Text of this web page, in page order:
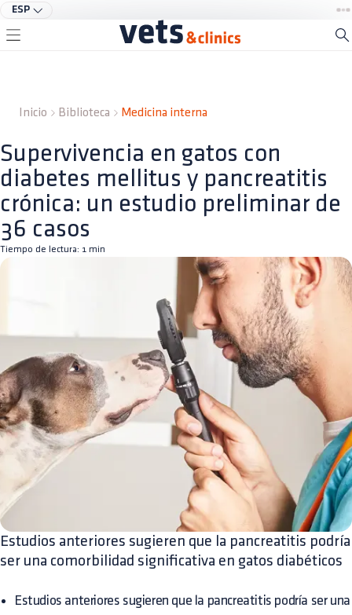
ESP
Inicio Biblioteca Medicina interna
Supervivencia en gatos con
diabetes mellitus y pancreatitis
crónica: un estudio preliminar de
36 casos
Tiempo de lectura: 1 min
Estudios anteriores sugieren que la pancreatitis podría
ser una comorbilidad significativa en gatos diabéticos
Estudios anteriores sugieren que la pancreatitis podría ser una